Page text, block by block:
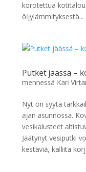
korotettua
öljylämmityksestä...
Putket jäässä –
mennessä Kari
Nyt on syytä
ajan asunnossa.
vesikalusteet
Jäätynyt vesiputki
kestäviä, kalliita